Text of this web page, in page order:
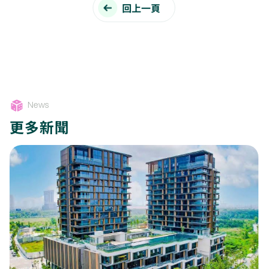
回上一頁
News
更多新聞